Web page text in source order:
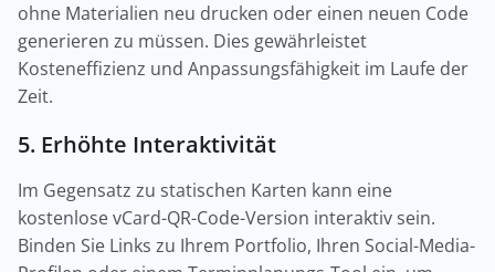
ohne Materialien neu drucken oder einen neuen Code
generieren zu müssen. Dies gewährleistet
Kosteneffizienz und Anpassungsfähigkeit im Laufe der
Zeit.
5. Erhöhte Interaktivität
Im Gegensatz zu statischen Karten kann eine
kostenlose vCard-QR-Code-Version interaktiv sein.
Binden Sie Links zu Ihrem Portfolio, Ihren Social-Media-